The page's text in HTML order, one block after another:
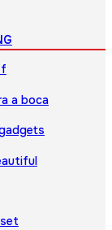
a boca